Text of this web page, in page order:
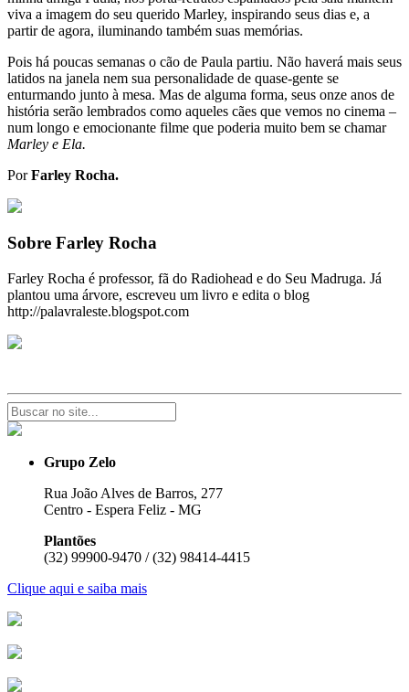
viva a imagem do seu querido Marley, inspirando seus dias e, a
partir de agora, iluminando também suas memórias.
Pois há poucas semanas o cão de Paula partiu. Não haverá mais seus
latidos na janela nem sua personalidade de quase-gente se
enturmando junto à mesa. Mas de alguma forma, seus onze anos de
história serão lembrados como aqueles cães que vemos no cinema –
num longo e emocionante filme que poderia muito bem se chamar
Marley e Ela.
PorFarley Rocha.
Sobre Farley Rocha
Farley Rocha é professor, fã do Radiohead e do Seu Madruga. Já
plantou uma árvore, escreveu um livro e edita o blog
http://palavraleste.blogspot.com
Grupo Zelo
Rua João Alves de Barros, 277
Centro - Espera Feliz - MG
Plantões
(32) 99900-9470 / (32) 98414-4415
Clique aqui e saiba mais